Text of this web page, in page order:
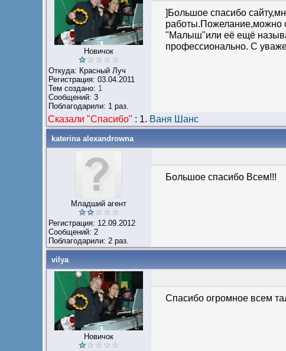
Новичок
Откуда: Красный Луч
Регистрация: 03.04.2011
Тем создано: 1
Сообщений: 3
Поблагодарили: 1 раз.
]Большое спасибо
работы.Пожелание,можно
"Малыш"или её ещё
профессионально. С
Сказали "Cпасибо" : 1. Ваня Шанс
katerina alexandrowna
Младший агент
Регистрация: 12.09.2012
Сообщений: 2
Поблагодарили: 2 раз.
Большое спасибо Всем!!!
vilya
Новичок
Спасибо огромное всем